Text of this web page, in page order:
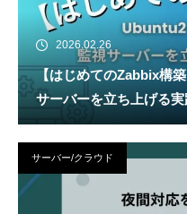
2026.02.26
【はじめてのZabbix構
サーバーを立ち上げる
サーバー/クラウド